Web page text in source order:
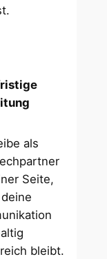
als
Seite,
bleibt.